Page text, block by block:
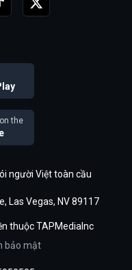
the
người Việt toàn cầu
Las Vegas, NV 89117
thuộc TAPMediaInc
bảo mật